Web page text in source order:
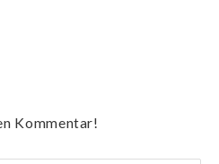
Kommentar!